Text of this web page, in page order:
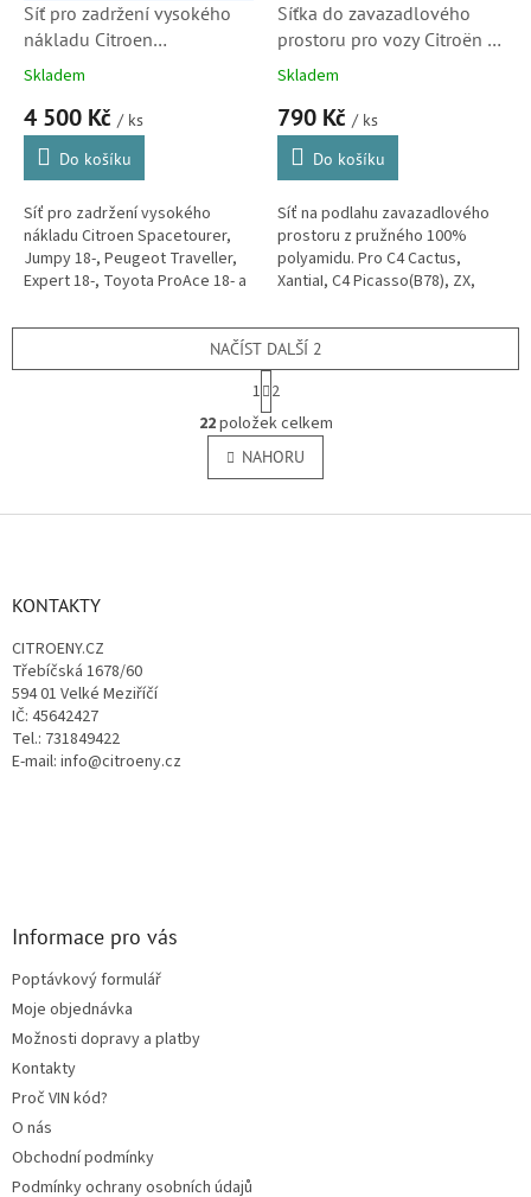
Síť pro zadržení vysokého
nákladu Citroen
Spacetourer, Jumpy,
ProAce a Opel Vivaro
Skladem
4 500 Kč / ks
Do košíku
Síť pro zadržení vysokého
nákladu Citroen Spacetourer,
Jumpy 18-, Peugeot Traveller,
Expert 18-, Toyota ProAce 18- a
Síťka do zavazadlového
prostoru pro vozy Citroën a
Peugeot, Opel, Toyota -
Skladem
790 Kč / ks
Do košíku
Síť na podlahu zavazadlového
prostoru z pružného 100%
polyamidu. Pro C4 Cactus,
XantiaI, C4 Picasso(B78), ZX,
Picasso/Spacetourer 13-,
Berlingo 08-, XM a...
O
v
l
á
NAČÍST DALŠÍ 2
S
t
r
á
n
k
v
1 2
22položek celkem
NAHORU
KONTAKTY
CITROENY.CZ
Třebíčská 1678/60
594 01 Velké Meziříčí
IČ: 45642427
Tel.: 731849422
E-mail: info@citroeny.cz
Informace pro vás
Poptávkový formulář
Moje objednávka
Možnosti dopravy a platby
Kontakty
Proč VIN kód?
O nás
Obchodní podmínky
Podmínky ochrany osobních údajů